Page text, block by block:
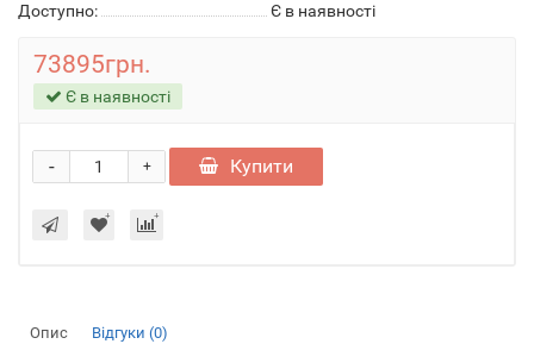
Доступно:
Є в наявності
73895грн.
Є в наявності
+
- Купити
Опис Відгуки (0)